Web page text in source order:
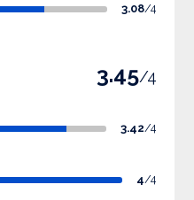
3.08/4
3.45/4
3.42/4
4/4